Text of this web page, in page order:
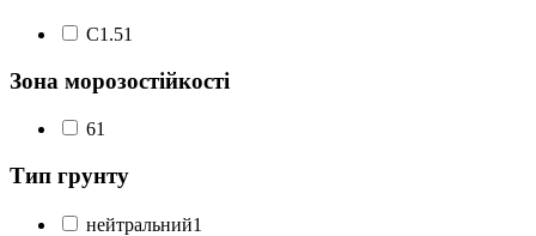
С1.51
Зона морозостійкості
61
Тип грунту
нейтральний1